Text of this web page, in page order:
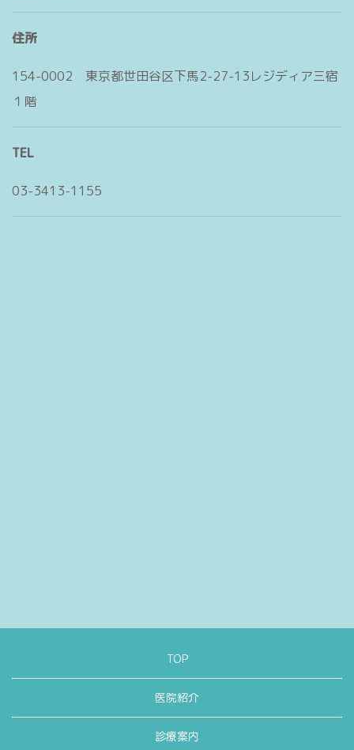
住所
154-0002 東京都世田谷区下馬2-27-13レジディア三宿
１階
TEL
03-3413-1155
TOP
医院紹介
診療案内